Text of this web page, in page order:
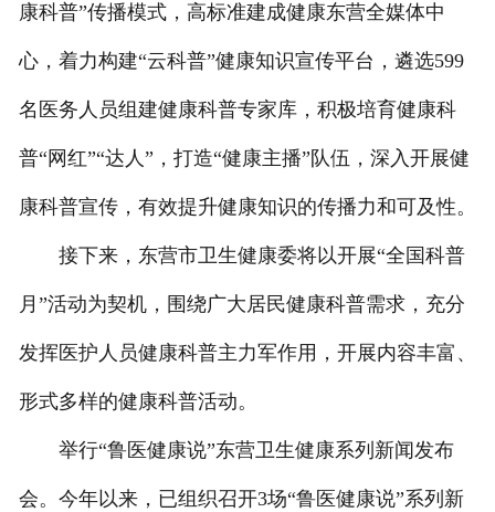
康科普”传播模式，高标准建成健康东营全媒体中
心，着力构建“云科普”健康知识宣传平台，遴选599
名医务人员组建健康科普专家库，积极培育健康科
普“网红”“达人”，打造“健康主播”队伍，深入开展健
康科普宣传，有效提升健康知识的传播力和可及性。
接下来，东营市卫生健康委将以开展“全国科普
月”活动为契机，围绕广大居民健康科普需求，充分
发挥医护人员健康科普主力军作用，开展内容丰富、
形式多样的健康科普活动。
举行“鲁医健康说”东营卫生健康系列新闻发布
会。今年以来，已组织召开3场“鲁医健康说”系列新